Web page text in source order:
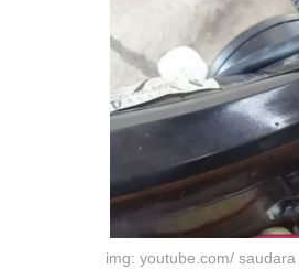
img: youtube.com/